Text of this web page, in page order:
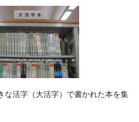
な活字（大活字）で書かれた本を集